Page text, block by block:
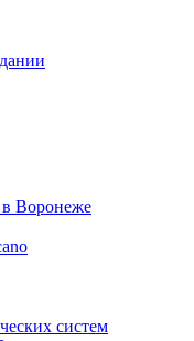
Воронеже
систем